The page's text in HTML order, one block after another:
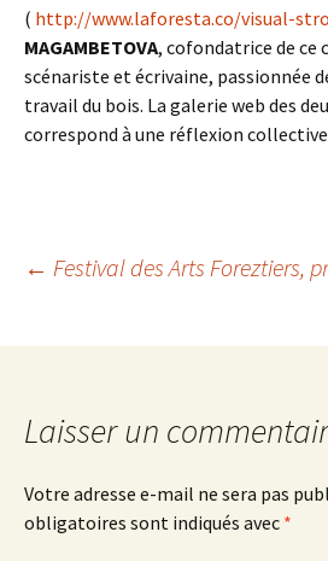
( http://www.laforesta.co/visual-
MAGAMBETOVA, cofondatrice de
scénariste et écrivaine, passionnée
travail du bois. La galerie web des
correspond à une réflexion
Navigation
des
articles
← Festival des Arts Foreztiers,
Laisser un
Votre adresse e-mail ne sera pas
obligatoires sont indiqués avec *